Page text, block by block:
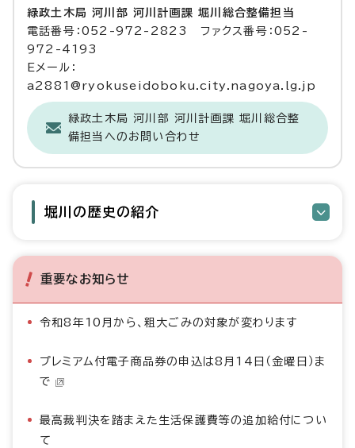
緑政土木局 河川部 河川計画課 堀川総合整備担当
電話番号：052-972-2823 ファクス番号：052-
972-4193
Eメール：
a2881@ryokuseidoboku.city.nagoya.lg.jp
緑政土木局 河川部 河川計画課 堀川総合整
備担当へのお問い合わせ
堀川の歴史の紹介
重要なお知らせ
令和8年10月から、粗大ごみの対象が変わります
プレミアム付電子商品券の申込は8月14日（金曜日）ま
で
最高裁判決を踏まえた生活保護費等の追加給付につい
て